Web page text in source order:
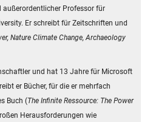
Professor für
Er schreibt für Zeitschriften und
Nature Climate Change, Archaeology
und hat 13 Jahre für Microsoft
er Bücher, für die er mehrfach
Buch (The Infinite Ressource: The Power
Herausforderungen wie